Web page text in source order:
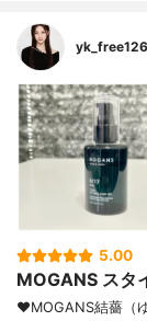
5.00
MOGANS スタ
♥MOGANS結薔（